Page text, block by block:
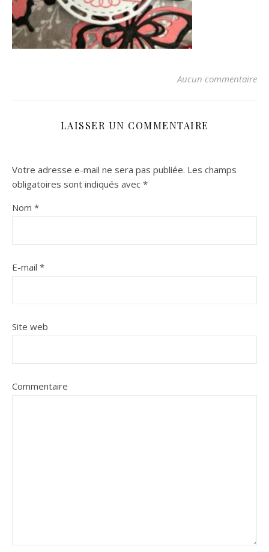
Aucun commentaire
LAISSER UN COMMENTAIRE
Votre adresse e-mail ne sera pas publiée. Les champs
obligatoires sont indiqués avec *
Nom *
E-mail *
Site web
Commentaire